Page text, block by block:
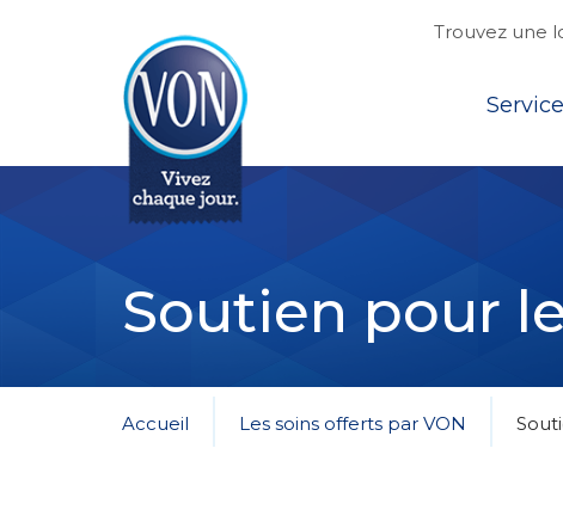
Trouvez une
Soutien pour
Accueil Les soins offerts par VON